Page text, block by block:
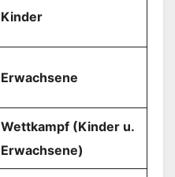
Kinder
Erwachsene
Wettkampf (Kinder u.
Erwachsene)